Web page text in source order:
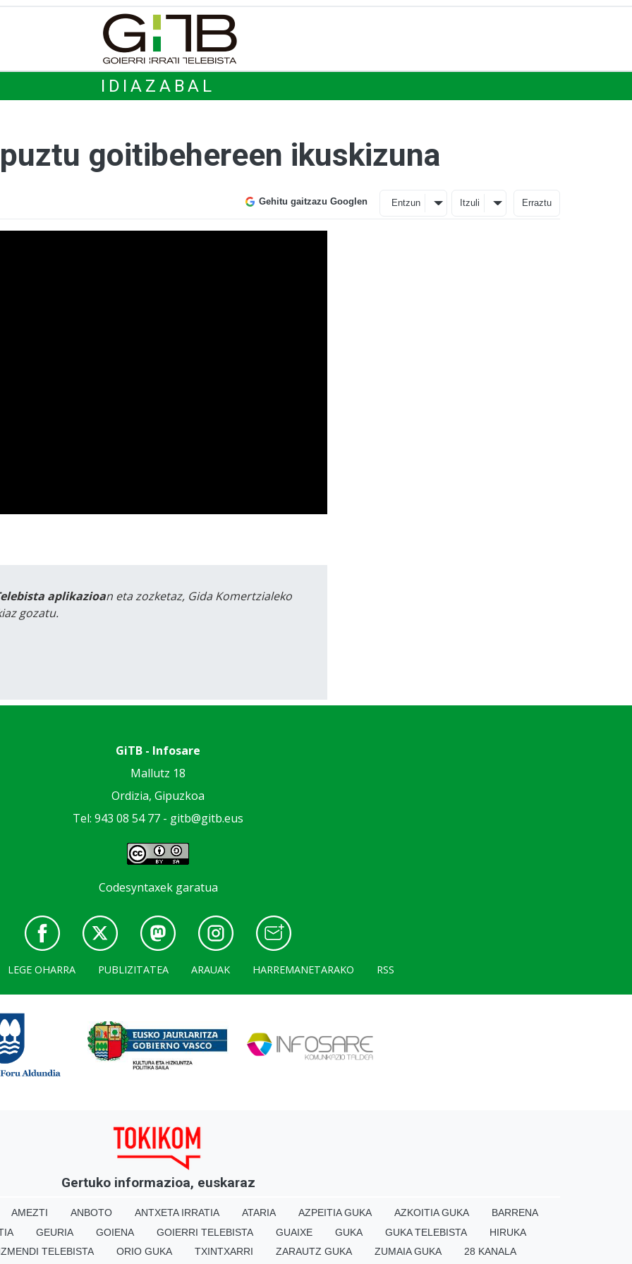
IDIAZABAL
goitibehereen ikuskizuna
Gehitu gaitzazu Googlen Entzun Itzuli Erraztu
aplikazioan eta zozketaz, Gida Komertzialeko
gozatu.
GiTB - Infosare
Mallutz 18
Ordizia, Gipuzkoa
Tel: 943 08 54 77 - gitb@gitb.eus
Codesyntaxek garatua
LEGE OHARRA PUBLIZITATEA ARAUAK HARREMANETARAKO RSS
Gertuko informazioa, euskaraz
AMEZTI ANBOTO ANTXETA IRRATIA ATARIA AZPEITIA GUKA AZKOITIA GUKA
BARRENA
GEURIA GOIENA GOIERRI TELEBISTA GUAIXE GUKA GUKA TELEBISTA
HIRUKA
TELEBISTA ORIO GUKA TXINTXARRI ZARAUTZ GUKA ZUMAIA GUKA 28 KANALA